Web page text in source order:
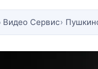
Видео Сервис